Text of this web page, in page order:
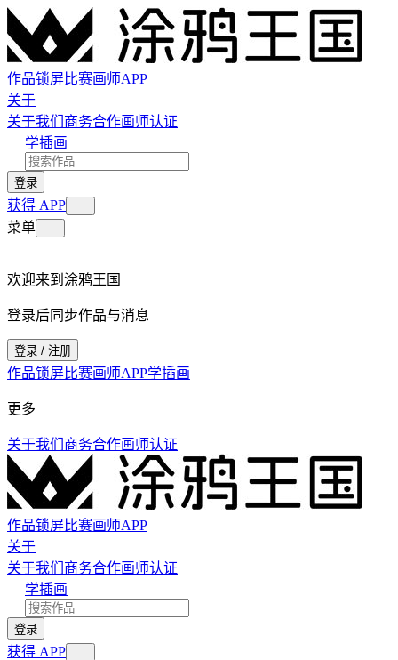
作品锁屏比赛画师APP
关于
关于我们 商务合作画师认证
学插画
登录
获得 APP
菜单
欢迎来到涂鸦王国
登录后同步作品与消息
登录 / 注册
作品锁屏比赛画师APP学插画
更多
关于我们 商务合作画师认证
作品锁屏比赛画师APP
关于
关于我们 商务合作画师认证
学插画
登录
获得 APP